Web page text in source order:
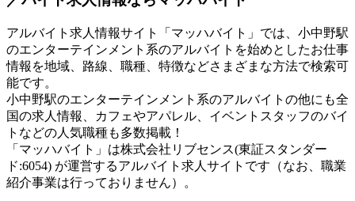
アルバイト求人情報サイト「マッハバイト」では、小中野駅
のエンターテインメント系のアルバイトを始めとしたお仕事
情報を地域、路線、職種、特徴などさまざまな方法で検索可
能です。
小中野駅のエンターテインメント系のアルバイトの他にも全
国の求人情報、カフェやアパレル、イベントスタッフのバイ
トなどの人気職種も多数掲載！
「マッハバイト」は株式会社リブセンス(東証スタンダー
ド:6054) が運営するアルバイト求人サイトです（なお、職業
紹介事業は行っておりません）。